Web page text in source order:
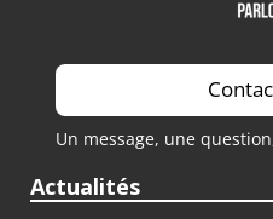
Un message, une
Actualités